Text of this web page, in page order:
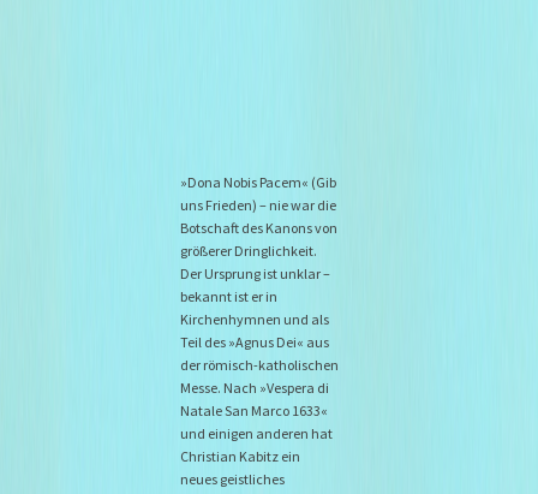
»Dona Nobis Pacem« (Gib
uns Frieden) – nie war die
Botschaft des Kanons von
größerer Dringlichkeit.
Der Ursprung ist unklar –
bekannt ist er in
Kirchenhymnen und als
Teil des »Agnus Dei« aus
der römisch-katholischen
Messe. Nach »Vespera di
Natale San Marco 1633«
und einigen anderen hat
Christian Kabitz ein
neues geistliches